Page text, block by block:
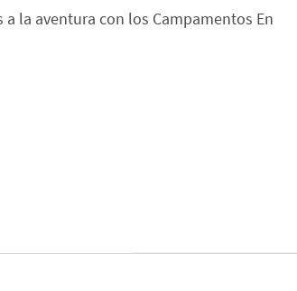
a la aventura con los Campamentos En